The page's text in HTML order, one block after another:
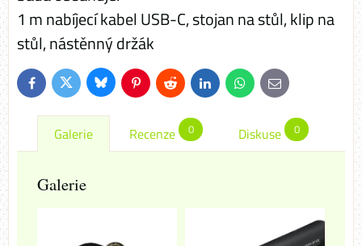
1 m nabíjecí kabel USB-C, stojan na stůl, klip na
stůl, nástěnný držák
FacebookTwitterBlueskyPinterestReddit LinkedInWhatsApp
E-
mail
Galerie Recenze 0 Diskuse 0
Galerie